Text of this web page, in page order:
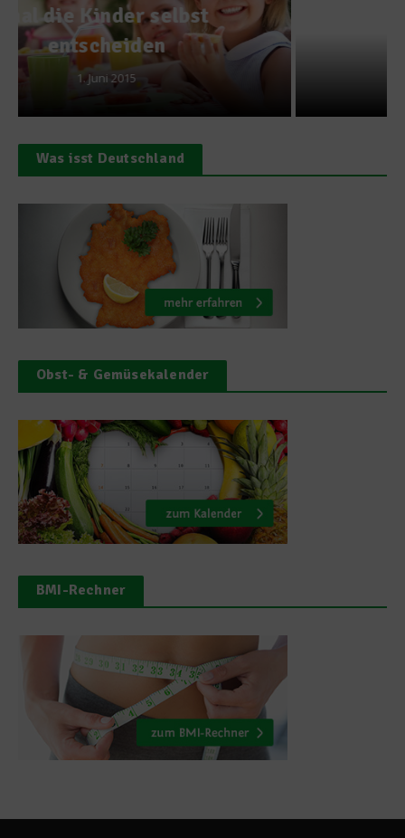
Weihnachten in den Läden
erst ab November
14. Oktober 2011
Was isst Deutschland
Obst- & Gemüsekalender
BMI-Rechner